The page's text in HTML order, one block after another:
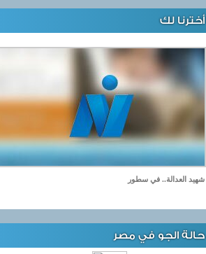
أخترنا لك
شهيد العدالة.. في سطور
حالة الجو في مصر